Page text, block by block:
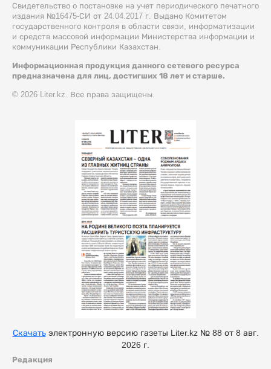
Свидетельство о постановке на учет периодического печатного
издания №16475-СИ от 24.04.2017 г. Выдано Комитетом
государственного контроля в области связи, информатизации
и средств массовой информации Министерства информации и
коммуникации Республики Казахстан.
Информационная продукция данного сетевого ресурса
предназначена для лиц, достигших 18 лет и старше.
© 2026 Liter.kz. Все права защищены.
Редакция
Скачатьэлектронную версию газеты Liter.kz № 88 от 8 авг.
2026 г.